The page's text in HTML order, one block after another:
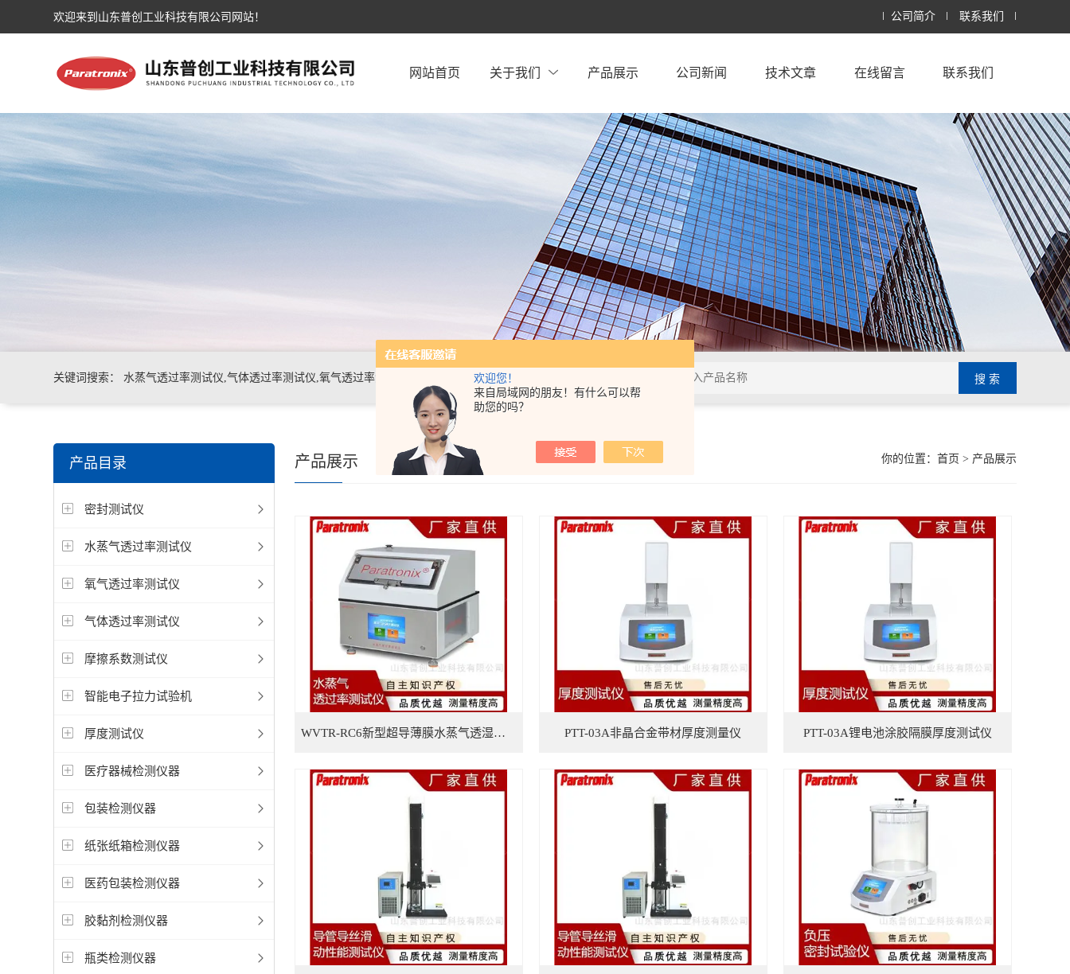
欢迎您！
来自局域网的朋友！有什么可以帮
助您的吗？
欢迎来到山东普创工业科技有限公司网站！ 公司简介 联系我们
网站首页 关于我们 产品展示 公司新闻 技术文章 在线留言 联系我们
关键词搜索： 水蒸气透过率测试仪,气体透过率测试仪,氧气透过率测试仪,接骨螺钉性能测试仪，导
管导丝滑动性能测试仪，密封仪，微泄漏密封测试仪，热封试验仪，包装耐压试验仪，电子拉力
机，泄漏与密封强度测试仪，透气度测试仪
产品目录
密封测试仪
水蒸气透过率测试仪
氧气透过率测试仪
气体透过率测试仪
摩擦系数测试仪
智能电子拉力试验机
厚度测试仪
医疗器械检测仪器
包装检测仪器
纸张纸箱检测仪器
医药包装检测仪器
胶黏剂检测仪器
瓶类检测仪器
你的位置： 首页 > 产品展示
产品展示
WVTR-RC6新型超导薄膜水蒸气透湿性测试仪 PTT-03A非晶合金带材厚度测量仪 PTT-03A锂电池涂胶隔膜厚度测试仪